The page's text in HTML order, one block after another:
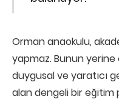
Orman anaokulu,
yapmaz. Bunun yerine
duygusal ve yaratıcı
alan dengeli bir eğitim